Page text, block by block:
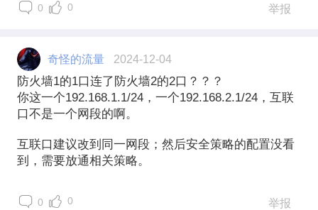
0 0 举报
奇怪的流量 2024-12-04
防火墙1的1口连了防火墙2的2口？？？
你这一个192.168.1.1/24，一个192.168.2.1/24，互联
口不是一个网段的啊。
互联口建议改到同一网段；然后安全策略的配置没看
到，需要放通相关策略。
0 0 举报